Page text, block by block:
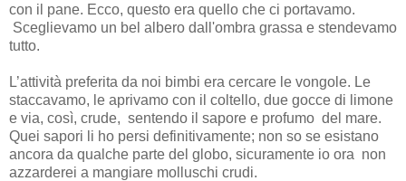
con il pane. Ecco, questo era quello che ci portavamo.
Sceglievamo un bel albero dall'ombra grassa e stendevamo
tutto.
L’attività preferita da noi bimbi era cercare le vongole. Le
staccavamo, le aprivamo con il coltello, due gocce di limone
e via, così, crude, sentendo il sapore e profumo del mare.
Quei sapori li ho persi definitivamente; non so se esistano
ancora da qualche parte del globo, sicuramente io ora non
azzarderei a mangiare molluschi crudi.